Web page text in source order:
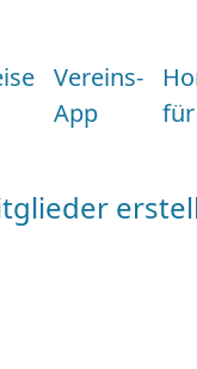
Vereins-
App